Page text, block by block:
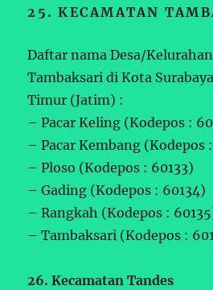
25. KECAMATAN
Daftar nama Desa/
Tambaksari di Kota
Timur (Jatim) :
– Pacar Keling (Kodepos :
– Pacar Kembang (Kodepos
– Ploso (Kodepos : 60133)
– Gading (Kodepos : 60134)
– Rangkah (Kodepos :
– Tambaksari (Kodepos :
26. Kecamatan Tandes